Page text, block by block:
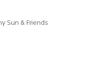
Sun & Friends